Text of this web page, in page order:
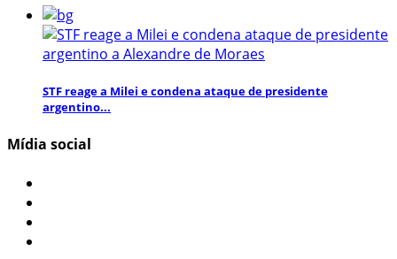
STF reage a Milei e condena ataque de presidente
argentino...
Mídia social